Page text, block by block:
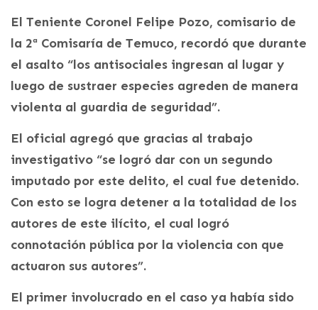
El Teniente Coronel Felipe Pozo, comisario de
la 2ª Comisaría de Temuco, recordó que durante
el asalto “los antisociales ingresan al lugar y
luego de sustraer especies agreden de manera
violenta al guardia de seguridad”.
El oficial agregó que gracias al trabajo
investigativo “se logró dar con un segundo
imputado por este delito, el cual fue detenido.
Con esto se logra detener a la totalidad de los
autores de este ilícito, el cual logró
connotación pública por la violencia con que
actuaron sus autores”.
El primer involucrado en el caso ya había sido